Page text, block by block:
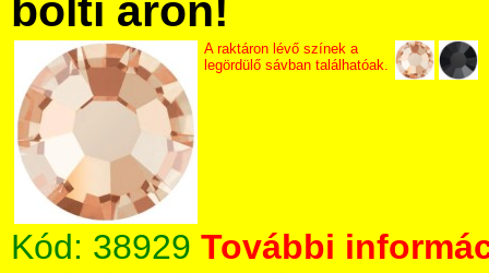
bolti áron!
A raktáron lévő színek a
legördülő sávban találhatóak.
Kód: 38929 További